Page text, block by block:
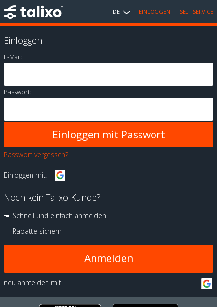
DE EINLOGGEN SELF SERVICE
Einloggen
E-Mail:
Passwort:
Passwort vergessen?
Einloggen mit:
Noch kein Talixo Kunde?
Schnell und einfach anmelden
Rabatte sichern
Anmelden
neu anmelden mit: